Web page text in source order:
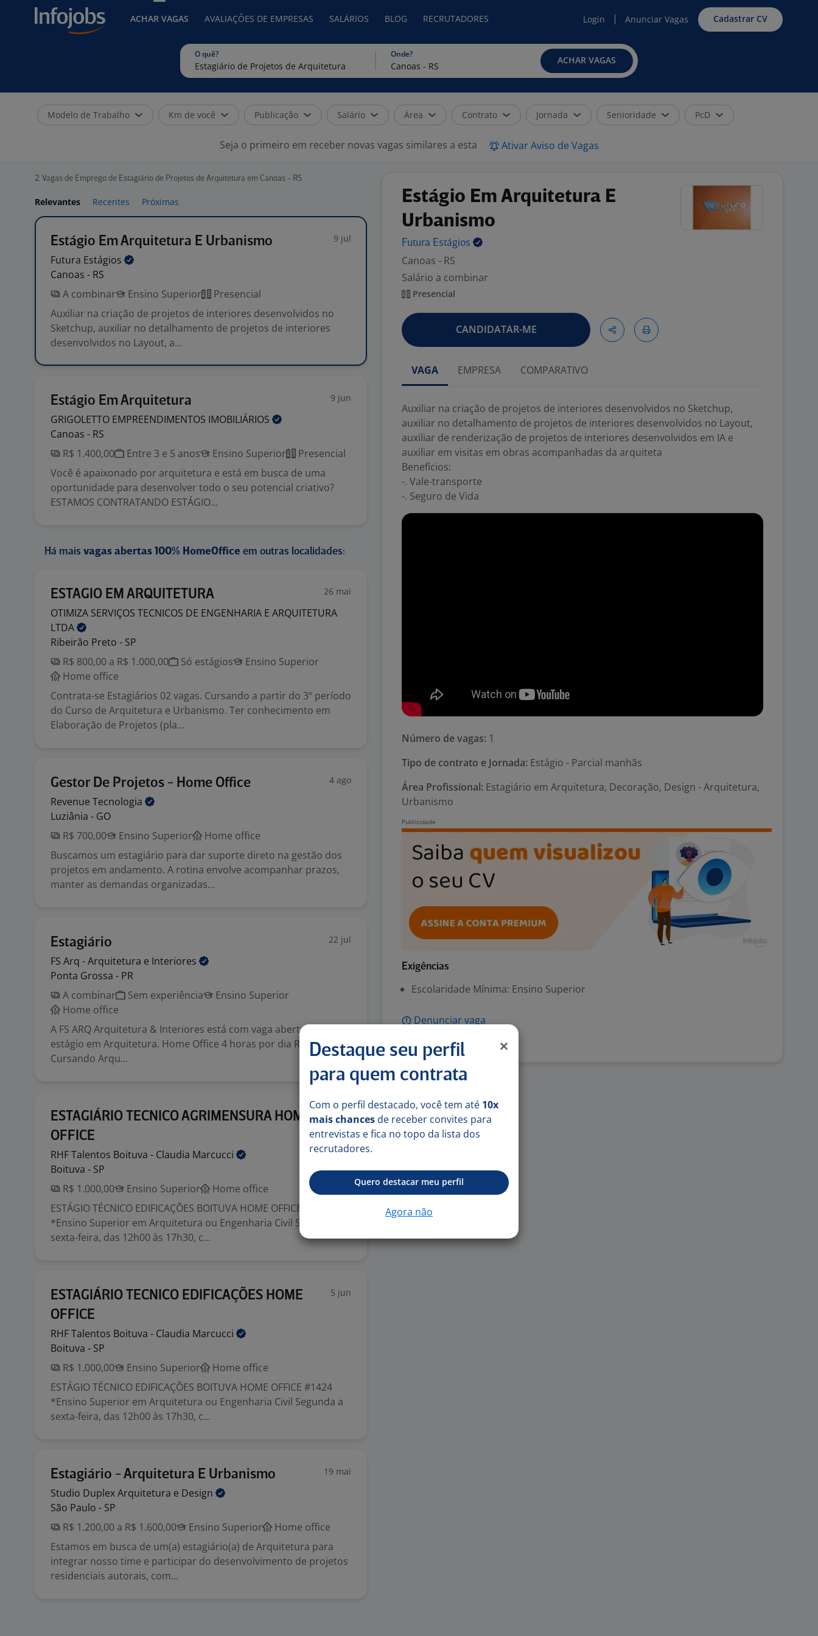
ACHAR VAGAS AVALIAÇÕES DE EMPRESAS SALÁRIOS BLOG RECRUTADORES Login Anunciar Vagas Cadastrar CV
O quê? Onde?
ACHAR VAGAS
Modelo de Trabalho Km de você Publicação Salário Área Contrato Jornada Senioridade PcD
Seja o primeiro em receber novas vagas similares a esta Ativar Aviso de Vagas
2 Vagas de Emprego de Estagiário de Projetos de Arquitetura em Canoas - RS
Relevantes Recentes Próximas
Estágio Em Arquitetura E Urbanismo 9 jul
Futura Estágios
Canoas - RS
A combinar
Ensino Superior
Presencial
Auxiliar na criação de projetos de interiores desenvolvidos no
Sketchup, auxiliar no detalhamento de projetos de interiores
desenvolvidos no Layout, a...
Estágio Em Arquitetura 9 jun
GRIGOLETTO EMPREENDIMENTOS IMOBILIÁRIOS
Canoas - RS
R$ 1.400,00
Entre 3 e 5 anos Ensino Superior
Presencial
Você é apaixonado por arquitetura e está em busca de uma
oportunidade para desenvolver todo o seu potencial criativo?
ESTAMOS CONTRATANDO ESTÁGIO...
Há mais vagas abertas 100% HomeOffice em outras localidades:
ESTAGIO EM ARQUITETURA 26 mai
OTIMIZA SERVIÇOS TECNICOS DE ENGENHARIA E ARQUITETURA
LTDA
Ribeirão Preto - SP
R$ 800,00 a R$ 1.000,00
Só estágios
Ensino Superior
Home office
Contrata-se Estagiários 02 vagas. Cursando a partir do 3º período
do Curso de Arquitetura e Urbanismo. Ter conhecimento em
Elaboração de Projetos (pla...
Gestor De Projetos - Home Office 4 ago
Revenue Tecnologia
Luziânia - GO
R$ 700,00
Ensino Superior
Home office
Buscamos um estagiário para dar suporte direto na gestão dos
projetos em andamento. A rotina envolve acompanhar prazos,
manter as demandas organizadas...
Estagiário 22 jul
FS Arq - Arquitetura e Interiores
Ponta Grossa - PR
A combinar
Sem experiência
Ensino Superior
Home office
A FS ARQ Arquitetura & Interiores está com vaga aberta para
estágio em Arquitetura. Home Office 4 horas por dia Requisitos:
Cursando Arqu...
ESTAGIÁRIO TECNICO AGRIMENSURA HOME
OFFICE
5 jun
RHF Talentos Boituva - Claudia Marcucci
Boituva - SP
R$ 1.000,00
Ensino Superior
Home office
ESTÁGIO TÉCNICO EDIFICAÇÕES BOITUVA HOME OFFICE #1424
*Ensino Superior em Arquitetura ou Engenharia Civil Segunda a
sexta-feira, das 12h00 às 17h30, c...
ESTAGIÁRIO TECNICO EDIFICAÇÕES HOME
OFFICE
5 jun
RHF Talentos Boituva - Claudia Marcucci
Boituva - SP
R$ 1.000,00
Ensino Superior
Home office
ESTÁGIO TÉCNICO EDIFICAÇÕES BOITUVA HOME OFFICE #1424
*Ensino Superior em Arquitetura ou Engenharia Civil Segunda a
sexta-feira, das 12h00 às 17h30, c...
Estagiário - Arquitetura E Urbanismo 19 mai
Studio Duplex Arquitetura e Design
São Paulo - SP
R$ 1.200,00 a R$ 1.600,00
Ensino Superior
Home office
Estamos em busca de um(a) estagiário(a) de Arquitetura para
integrar nosso time e participar do desenvolvimento de projetos
residenciais autorais, com...
Estágio Em Arquitetura E
Urbanismo
Futura Estágios
Canoas - RS
Salário a combinar
Presencial
CANDIDATAR-ME
VAGA EMPRESA COMPARATIVO
Auxiliar na criação de projetos de interiores desenvolvidos no Sketchup,
auxiliar no detalhamento de projetos de interiores desenvolvidos no Layout,
auxiliar de renderização de projetos de interiores desenvolvidos em IA e
auxiliar em visitas em obras acompanhadas da arquiteta
Benefícios:
-. Vale-transporte
-. Seguro de Vida
Número de vagas: 1
Tipo de contrato e Jornada: Estágio - Parcial manhãs
Área Profissional: Estagiário em Arquitetura, Decoração, Design - Arquitetura,
Urbanismo
Exigências
Escolaridade Mínima: Ensino Superior
Denunciar vaga
Destaque seu perfil
para quem contrata
Com o perfil destacado, você tem até 10x
mais chances de receber convites para
entrevistas e fica no topo da lista dos
recrutadores.
Quero destacar meu perfil
Agora não